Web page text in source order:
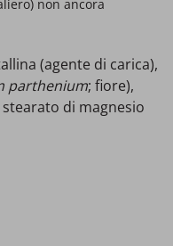
non ancora
(agente di carica),
parthenium; fiore),
di magnesio